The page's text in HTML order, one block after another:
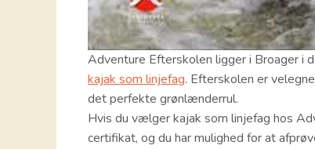
Adventure Efterskolen ligger i Broager i
kajak som linjefag. Efterskolen er
det perfekte grønlænderrul.
Hvis du vælger kajak som linjefag hos
certifikat, og du har mulighed for at